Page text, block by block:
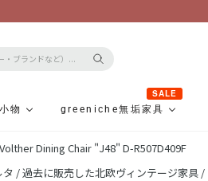
物 greeniche無垢家具
SALE
Dining Chair "J48" D-R507D409F
タ /過去に販売した北欧ヴィンテージ家具 /